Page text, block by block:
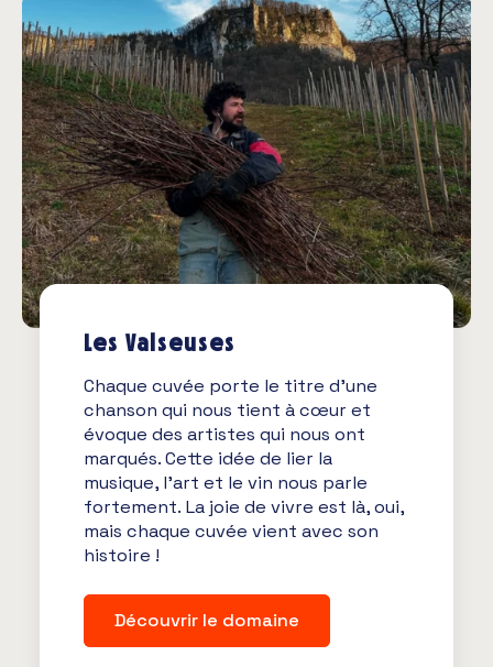
Les Valseuses
Chaque cuvée porte le titre d’une
chanson qui nous tient à cœur et
évoque des artistes qui nous ont
marqués. Cette idée de lier la
musique, l’art et le vin nous parle
fortement. La joie de vivre est là, oui,
mais chaque cuvée vient avec son
histoire !
Découvrir le domaine